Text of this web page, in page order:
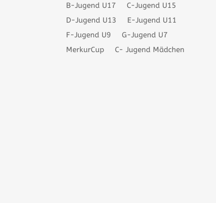
B-Jugend U17
C-Jugend U15
D-Jugend U13
E-Jugend U11
F-Jugend U9
G-Jugend U7
MerkurCup
C- Jugend Mädchen